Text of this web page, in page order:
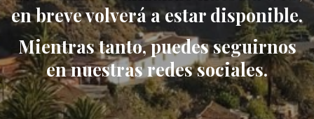
en breve volverá a estar disponible.
Mientras tanto, puedes seguirnos
en nuestras redes sociales.